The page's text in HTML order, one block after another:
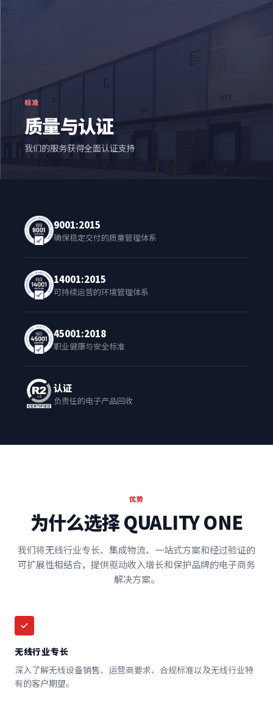
标准
质量与认证
我们的服务获得全面认证支持
9001:2015
确保稳定交付的质量管理体系
14001:2015
可持续运营的环境管理体系
45001:2018
职业健康与安全标准
认证
负责任的电子产品回收
优势
为什么选择 QUALITY ONE
我们将无线行业专长、集成物流、一站式方案和经过验证的
可扩展性相结合，提供驱动收入增长和保护品牌的电子商务
解决方案。
无线行业专长
深入了解无线设备销售、运营商要求、合规标准以及无线行业特
有的客户期望。